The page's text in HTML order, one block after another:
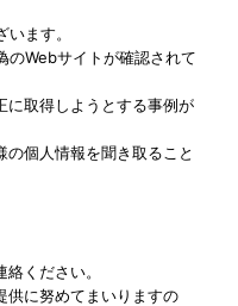
ます。
のWebサイトが確認されて
に取得しようとする事例が
個人情報を聞き取ること
ください。
供に努めてまいりますの